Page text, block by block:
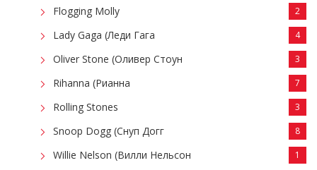
Flogging Molly 2
Lady Gaga (Леди Гага 4
Oliver Stone (Оливер Стоун 3
Rihanna (Рианна 7
Rolling Stones 3
Snoop Dogg (Снуп Догг 8
Willie Nelson (Вилли Нельсон 1